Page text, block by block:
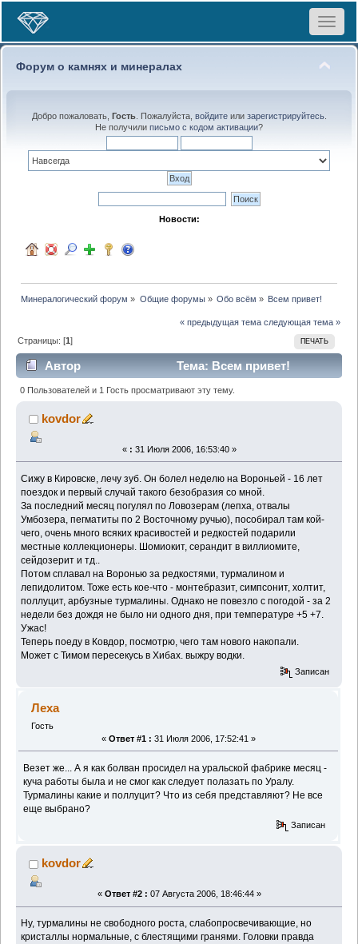
Toggle
Форум о камнях и минералах
Добро пожаловать, Гость. Пожалуйста, войдитеили зарегистрируйтесь.
Не получили письмо с кодом активации?
Новости:
Минералогический форум » Общие форумы» Обо всём » Всем привет!
« предыдущая тема следующая тема »
ПЕЧАТЬ
Страницы: [1]
Автор
Тема: Всем привет!
(Прочитано 7823 раз)
0 Пользователей и 1 Гость просматривают эту тему.
kovdor
« : 31 Июля 2006, 16:53:40 »
Сижу в Кировске, лечу зуб. Он болел неделю на Вороньей - 16 лет
поездок и первый случай такого безобразия со мной.
За последний месяц погулял по Ловозерам (лепха, отвалы
Умбозера, пегматиты по 2 Восточному ручью), пособирал там кой-
чего, очень много всяких красивостей и редкостей подарили
местные коллекционеры. Шомиокит, серандит в виллиомите,
сейдозерит и тд..
Потом сплавал на Воронью за редкостями, турмалином и
лепидолитом. Тоже есть кое-что - монтебразит, симпсонит, холтит,
поллуцит, арбузные турмалины. Однако не повезло с погодой - за 2
недели без дождя не было ни одного дня, при температуре +5 +7.
Ужас!
Теперь поеду в Ковдор, посмотрю, чего там нового накопали.
Может с Тимом пересекусь в Хибах. выжру водки.
Записан
Леха
Гость
« Ответ #1 : 31 Июля 2006, 17:52:41 »
Везет же... А я как болван просидел на уральской фабрике месяц -
куча работы была и не смог как следует полазать по Уралу.
Турмалины какие и поллуцит? Что из себя представляют? Не все
еще выбрано?
Записан
kovdor
« Ответ #2 : 07 Августа 2006, 18:46:44 »
Ну, турмалины не свободного роста, слабопросвечивающие, но
кристаллы нормальные, с блестящими гранями. Головки правда